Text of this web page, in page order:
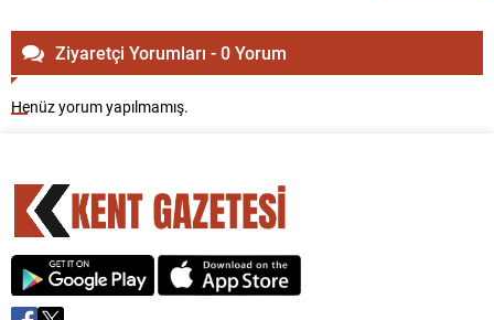
Ziyaretçi Yorumları - 0 Yorum
Henüz yorum yapılmamış.